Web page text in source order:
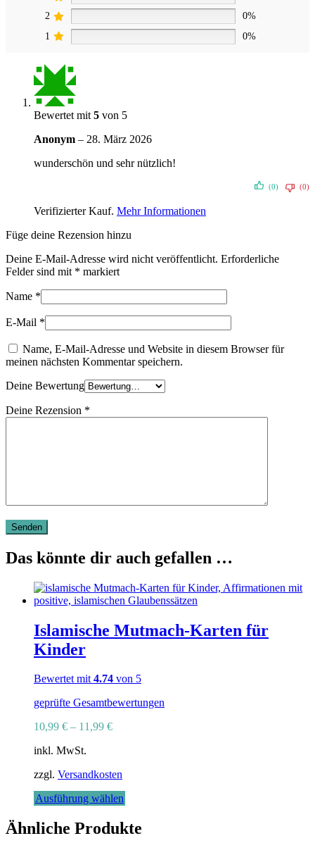
2
0%
1
0%
Bewertet mit 5 von 5
Anonym – 28. März 2026
wunderschön und sehr nützlich!
(0) (0)
Verifizierter Kauf. Mehr Informationen
Füge deine Rezension hinzu
Deine E-Mail-Adresse wird nicht veröffentlicht. Erforderliche
Felder sind mit * markiert
Name *
E-Mail *
Name, E-Mail-Adresse und Website in diesem Browser für
meinen nächsten Kommentar speichern.
Deine Bewertung
Deine Rezension *
Das könnte dir auch gefallen …
Islamische Mutmach-Karten für
Kinder
Bewertet mit4.74 von 5
geprüfte Gesamtbewertungen
10,99 € – 11,99 €
inkl. MwSt.
zzgl. Versandkosten
Ausführung wählen
weist
mehrere
Ähnliche Produkte